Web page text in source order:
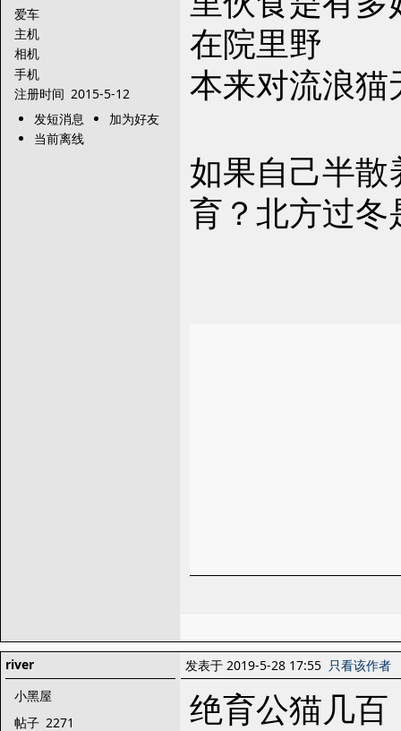
爱车
主机
相机
手机
注册时间 2015-5-12
发短消息
加为好友
当前离线
在院里野
本来对流浪
如果自己半
育？北方过
river
小黑屋
帖子 2271
发表于 2019-5-28 17:55 只看该作者
绝育公猫几